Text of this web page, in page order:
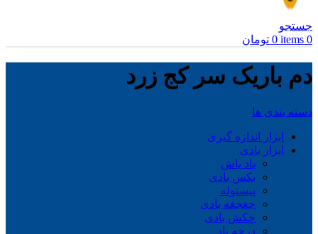
جستجو
0
items
0 تومان
دم باریک سر کج زرد
دسته بندی ها
ابزار اندازه گیری
ابزار بادی
باد پاش
بکس بادی
پیستوله
جغجغه بادی
چکش بادی
درجه باد